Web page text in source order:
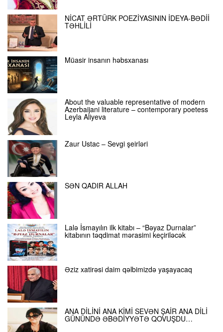
NİCAT ƏRTÜRK POEZİYASININ İDEYA-BƏDİİ
TƏHLİLİ
Müasir insanın həbsxanası
About the valuable representative of modern
Azerbaijani literature – contemporary poetess
Leyla Aliyeva
Zaur Ustac – Sevgi şeirləri
SƏN QADIR ALLAH
Lalə İsmayılın ilk kitabı – “Bəyaz Durnalar”
kitabının təqdimat mərasimi keçiriləcək
Əziz xatirəsi daim qəlbimizdə yaşayacaq
ANA DİLİNİ ANA KİMİ SEVƏN ŞAİR ANA DİLİ
GÜNÜNDƏ ƏBƏDİYYƏTƏ QOVUŞDU…